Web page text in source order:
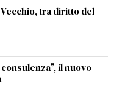
tra diritto del
il nuovo